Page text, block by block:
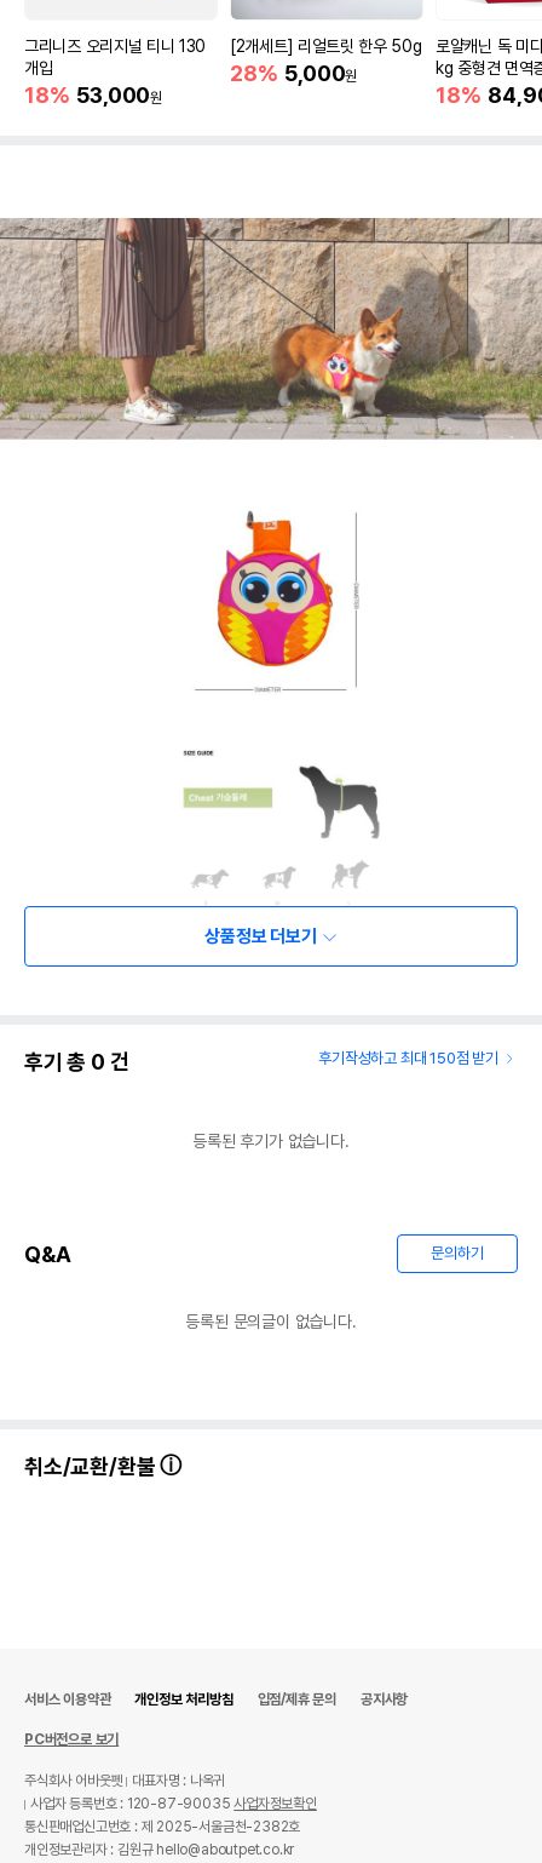
그리니즈 오리지널 티니 130
개입
18% 53,000원
[2개세트] 리얼트릿 한우 50g
28% 5,000원
로얄캐닌 독 미
kg 중형견 면역
18%
받았음을 확인할수 있는
경우 그에 대한 사항
유통기한
유통기한이 최소 2026.12.05이거나 그
유통기한을 따릅니다.
상품정보 더보기
후기 총 0 건 후기작성하고 최대 150점 받기
등록된 후기가 없습니다.
Q&A 문의하기
등록된 문의글이 없습니다.
취소/교환/환불
서비스 이용약관 개인정보 처리방침 입점/제휴 문의 공지사항
PC버전으로 보기
주식회사 어바웃펫
대표자명 : 나옥귀
사업자 등록번호 : 120-87-90035사업자정보확인
통신판매업신고번호 : 제 2025-서울금천-2382호
개인정보관리자 : 김원규 hello@aboutpet.co.kr